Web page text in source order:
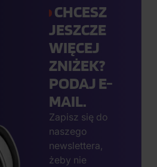
CHCESZ
JESZCZE
WIĘCEJ
ZNIŻEK?
PODAJ E-
MAIL.
Zapisz się do
naszego
newslettera,
żeby nie